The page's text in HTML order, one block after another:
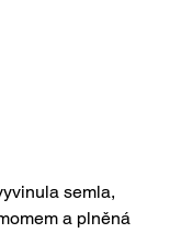
semla,
a plněná